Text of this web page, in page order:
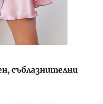
съблазнителни